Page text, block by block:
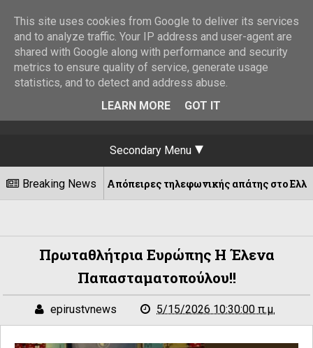
Secondary Menu
Breaking News
Απόπειρες τηλεφωνικής απάτης στο Ελληνικό – Έκκληση
Πρωταθλήτρια Ευρώπης Η Έλενα
Παπασταματοπούλου!!
epirustvnews 5/15/2026 10:30:00 π.μ.
This site uses cookies from Google to deliver its services
and to analyze traffic. Your IP address and user-agent are
shared with Google along with performance and security
metrics to ensure quality of service, generate usage
statistics, and to detect and address abuse.
LEARN MORE
GOT IT